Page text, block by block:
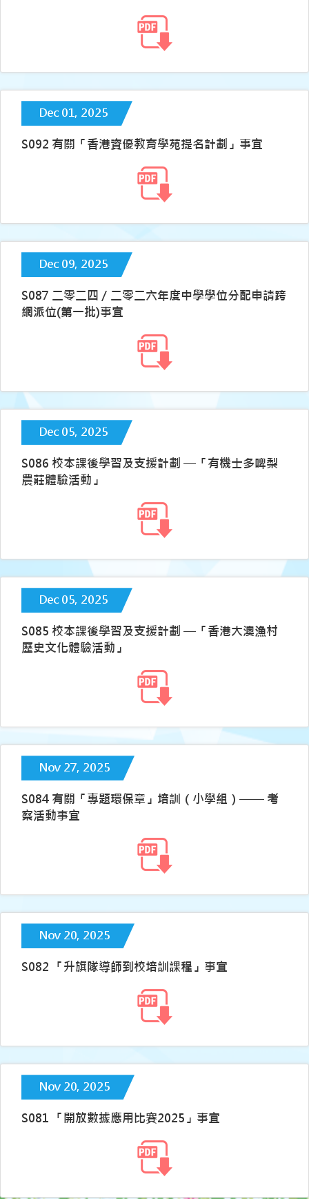
Dec 01, 2025
S092 有關「香港資優教育學苑提名計劃」事宜
Dec 09, 2025
S087 二零二四／二零二六年度中學學位分配申請跨
網派位(第一批)事宜
Dec 05, 2025
S086 校本課後學習及支援計劃 —「有機士多啤梨
農莊體驗活動」
Dec 05, 2025
S085 校本課後學習及支援計劃 —「香港大澳漁村
歷史文化體驗活動」
Nov 27, 2025
S084 有關「專題環保章」培訓（小學組）–––– 考
察活動事宜
Nov 20, 2025
S082 「升旗隊導師到校培訓課程」事宜
Nov 20, 2025
S081 「開放數據應用比賽2025」事宜